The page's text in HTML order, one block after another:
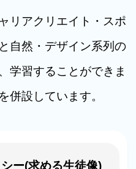
リアクリエイト・スポ
自然・デザイン系列の
学習することができま
併設しています。
ー(求める生徒像)